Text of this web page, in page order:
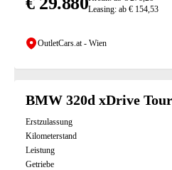
Leasing: ab € 154,53
OutletCars.at - Wien
BMW 320d xDrive
Erstzulassung
Kilometerstand
Leistung
Getriebe